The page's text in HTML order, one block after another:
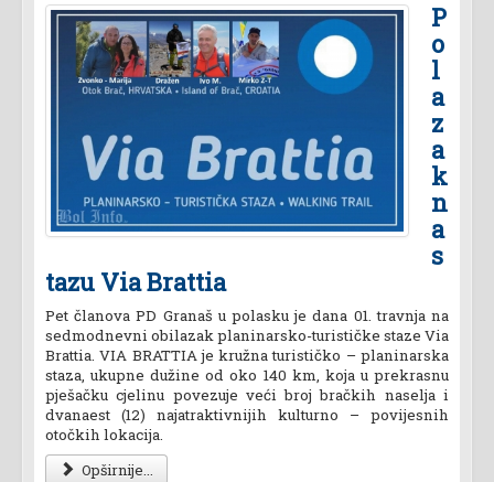
P
o
l
a
z
a
k
n
a
s
tazu Via Brattia
Pet članova PD Granaš u polasku je dana 01. travnja na
sedmodnevni obilazak planinarsko-turističke staze Via
Brattia. VIA BRATTIA je kružna turističko – planinarska
staza, ukupne dužine od oko 140 km, koja u prekrasnu
pješačku cjelinu povezuje veći broj bračkih naselja i
dvanaest (12) najatraktivnijih kulturno – povijesnih
otočkih lokacija.
Opširnije...